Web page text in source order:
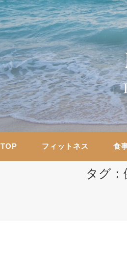
TOP フィットネス 食
タグ